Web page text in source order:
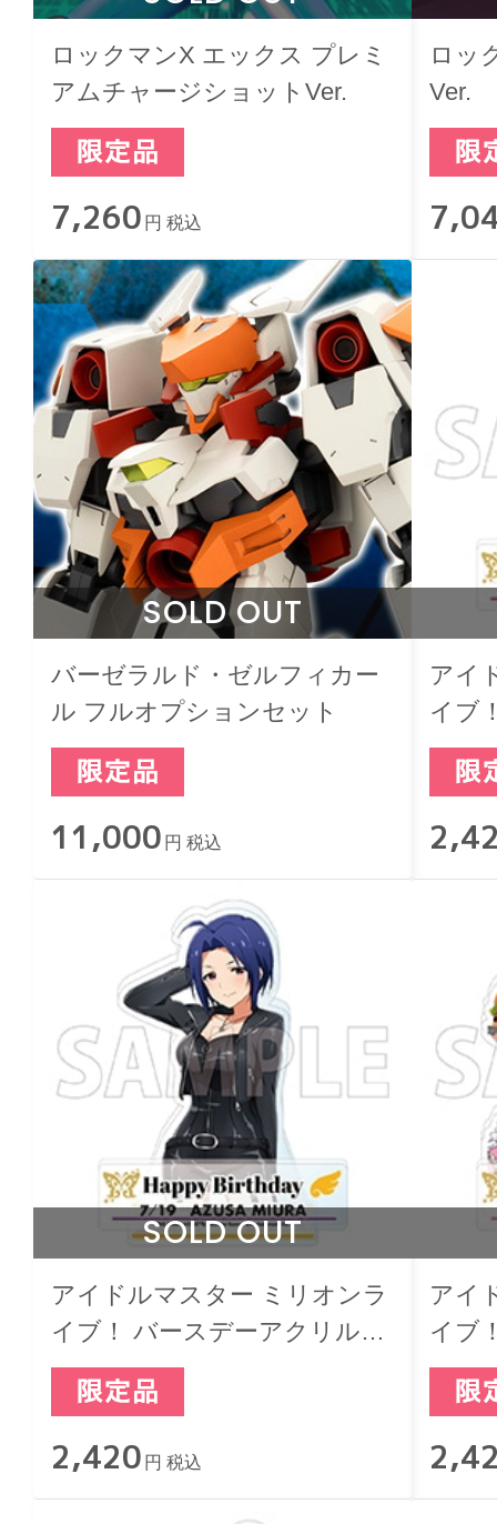
ロックマンX エックス プレミ
アムチャージショットVer.
7,260 円 税込
ロッ
Ver.
SOLD OUT
バーゼラルド・ゼルフィカー
ル フルオプションセット
11,000 円 税込
アイ
イブ
オラ
SOLD OUT
アイドルマスター ミリオンラ
イブ！ バースデーアクリルジ
オラマスタンド 三浦あずさ
2,420 円 税込
アイ
イブ
オラ